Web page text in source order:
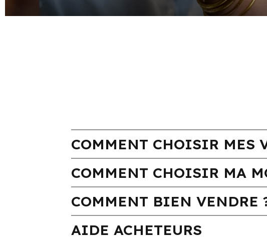
COMMENT CHOISIR MES
COMMENT CHOISIR MA
COMMENT BIEN VENDRE
AIDE ACHETEURS